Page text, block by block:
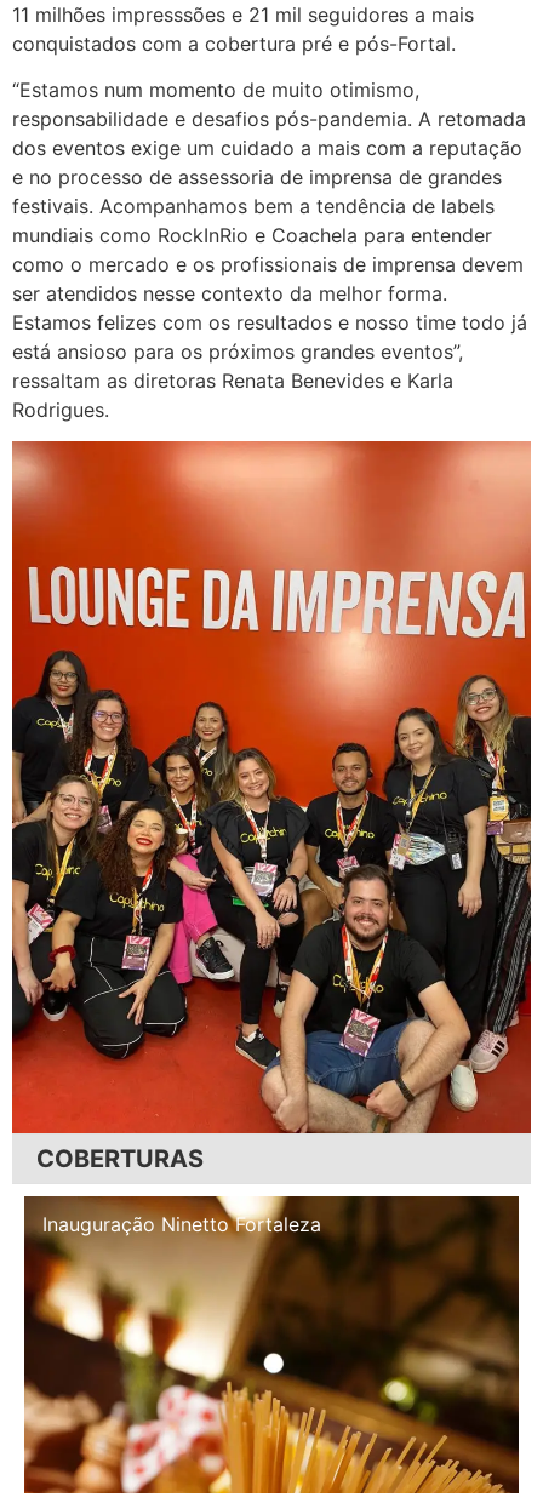
11 milhões impresssões e 21 mil seguidores a mais
conquistados com a cobertura pré e pós-Fortal.
“Estamos num momento de muito otimismo,
responsabilidade e desafios pós-pandemia. A retomada
dos eventos exige um cuidado a mais com a reputação
e no processo de assessoria de imprensa de grandes
festivais. Acompanhamos bem a tendência de labels
mundiais como RockInRio e Coachela para entender
como o mercado e os profissionais de imprensa devem
ser atendidos nesse contexto da melhor forma.
Estamos felizes com os resultados e nosso time todo já
está ansioso para os próximos grandes eventos”,
ressaltam as diretoras Renata Benevides e Karla
Rodrigues.
COBERTURAS
Inauguração Illa Café